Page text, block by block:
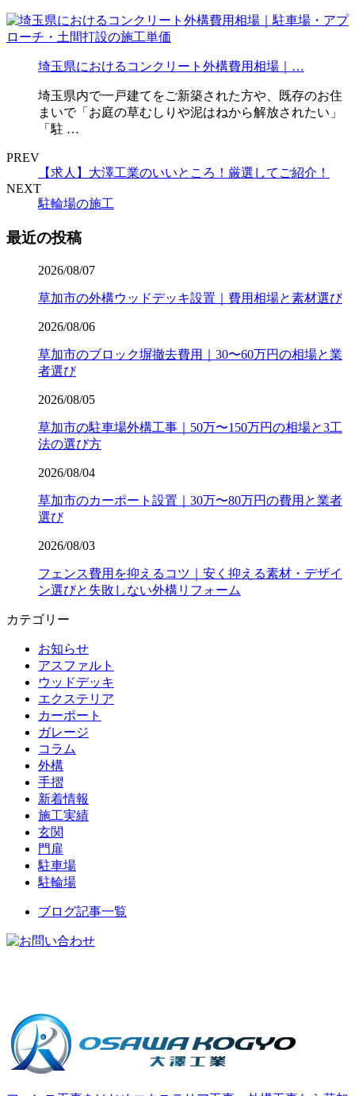
埼玉県におけるコンクリート外構費用相場｜…
埼玉県内で一戸建てをご新築された方や、既存のお住
まいで「お庭の草むしりや泥はねから解放されたい」
「駐 …
PREV
【求人】大澤工業のいいところ！厳選してご紹介！
NEXT
駐輪場の施工
最近の投稿
2026/08/07
草加市の外構ウッドデッキ設置｜費用相場と素材選び
2026/08/06
草加市のブロック塀撤去費用｜30〜60万円の相場と業
者選び
2026/08/05
草加市の駐車場外構工事｜50万〜150万円の相場と3工
法の選び方
2026/08/04
草加市のカーポート設置｜30万〜80万円の費用と業者
選び
2026/08/03
フェンス費用を抑えるコツ｜安く抑える素材・デザイ
ン選びと失敗しない外構リフォーム
カテゴリー
お知らせ
アスファルト
ウッドデッキ
エクステリア
カーポート
ガレージ
コラム
外構
手摺
新着情報
施工実績
玄関
門扉
駐車場
駐輪場
ブログ記事一覧